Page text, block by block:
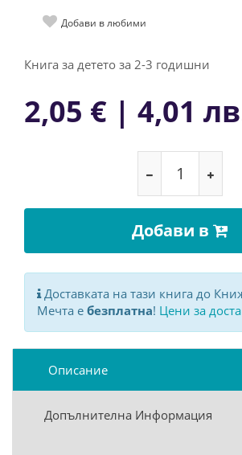
Добави в любими
Книга за детето за 2-3 годишни
2,05 € | 4,01
Добави в
Доставката на тази книга до
Мечта е безплатна! Цени за
Описание
Допълнителна Информация